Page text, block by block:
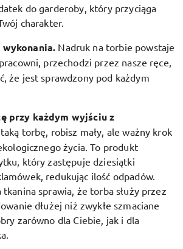
do garderoby, który przyciąga
charakter.
wykonania. Nadruk na torbie powstaje
pracowni, przechodzi przez nasze ręce,
że jest sprawdzony pod każdym
przy każdym wyjściu z
torbę, robisz mały, ale ważny krok
życia. To produkt
który zastępuje dziesiątki
redukując ilość odpadów.
tkanina sprawia, że torba służy przez
dłużej niż zwykłe szmaciane
zarówno dla Ciebie, jak i dla